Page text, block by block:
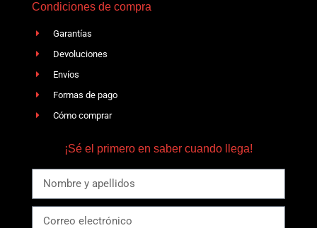
Condiciones de compra
Garantías
Devoluciones
Envíos
Formas de pago
Cómo comprar
¡Sé el primero en saber cuando llega!